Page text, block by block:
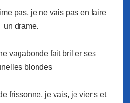
pas, je ne vais pas en faire
un drame.
vagabonde fait briller ses
blondes
frissonne, je vais, je viens et